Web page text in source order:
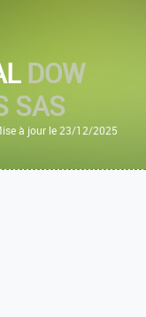
DOW
SAS
à jour le 23/12/2025